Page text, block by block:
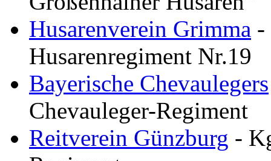
Husarenverein Grimma -
Husarenregiment Nr.19
Bayerische Chevaulegers
Chevauleger-Regiment
Reitverein Günzburg -